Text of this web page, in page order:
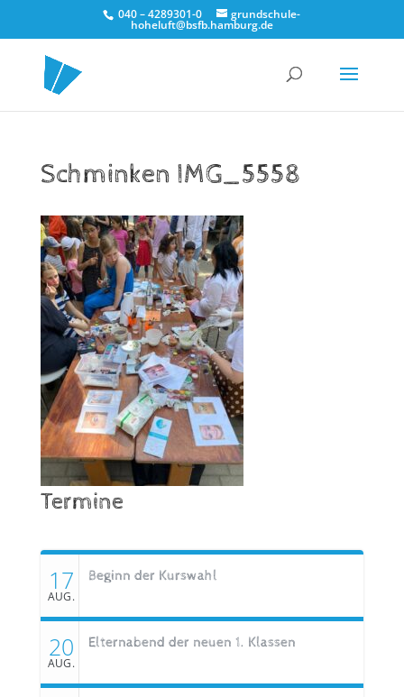
040 – 4289301-0 grundschule-
hoheluft@bsfb.hamburg.de
Schminken IMG_5558
Termine
17
AUG.
Beginn der Kurswahl
20
AUG.
Elternabend der neuen 1. Klassen